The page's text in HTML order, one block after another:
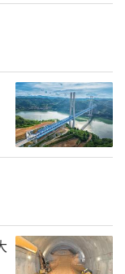
木瓜，且区
史料记载白
阅到唐代，距
来当地人民一